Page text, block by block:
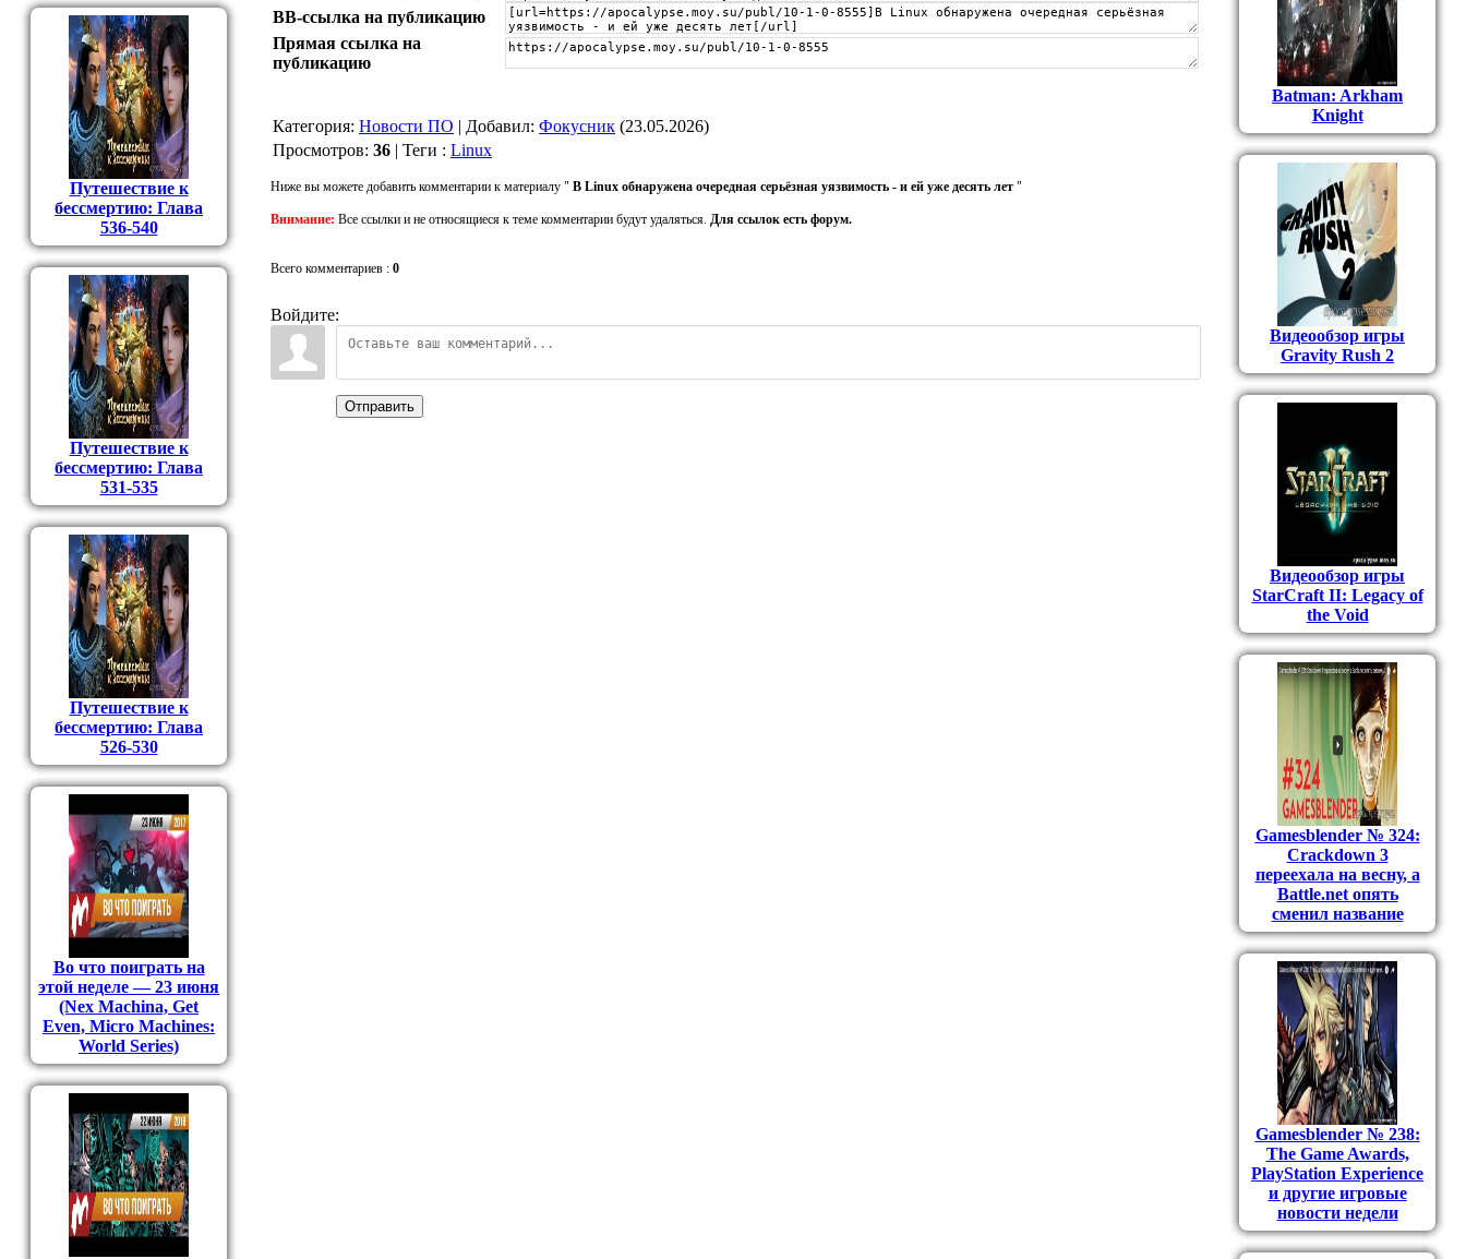
Путешествие к
бессмертию: Глава
536-540
Путешествие к
бессмертию: Глава
531-535
Путешествие к
бессмертию: Глава
526-530
Во что поиграть на
этой неделе — 23 июня
(Nex Machina, Get
Even, Micro Machines:
World Series)
BB-cсылка на публикацию
Прямая ссылка на
публикацию
Категория: Новости ПО | Добавил: Фокусник (23.05.2026)
Просмотров: 36 | Теги : Linux
Ниже вы можете добавить комментарии к материалу " В Linux обнаружена очередная серьёзная уязвимость - и ей уже десять лет "
Внимание: Все ссылки и не относящиеся к теме комментарии будут удаляться. Для ссылок есть форум.
Всего комментариев : 0
Войдите:
Отправить
Batman: Arkham
Knight
Видеообзор игры
Gravity Rush 2
Видеообзор игры
StarCraft II: Legacy of
the Void
Gamesblender № 324:
Crackdown 3
переехала на весну, а
Battle.net опять
сменил название
Gamesblender № 238:
The Game Awards,
PlayStation Experience
и другие игровые
новости недели